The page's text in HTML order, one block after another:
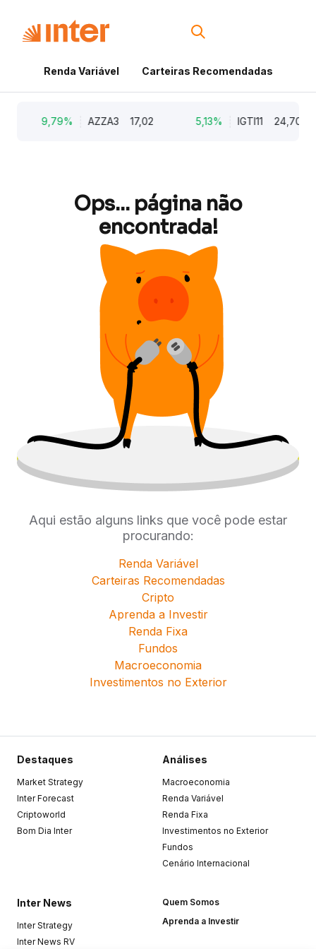
Renda Variável Carteiras Recomendadas
9,79% AZZA3 17,02 5,13% IGTI11 24,70
Ops... página não
encontrada!
Aqui estão alguns links que você pode estar
procurando:
Renda Variável
Carteiras Recomendadas
Cripto
Aprenda a Investir
Renda Fixa
Fundos
Macroeconomia
Investimentos no Exterior
Destaques
Market Strategy
Inter Forecast
Criptoworld
Bom Dia Inter
Análises
Macroeconomia
Renda Variável
Renda Fixa
Investimentos no Exterior
Fundos
Cenário Internacional
Inter News
Inter Strategy
Inter News RV
Quem Somos
Aprenda a Investir